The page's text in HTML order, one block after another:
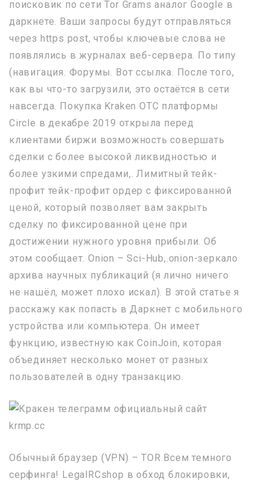
поисковик по сети Tor Grams аналог Google в
даркнете. Ваши запросы будут отправляться
через https post, чтобы ключевые слова не
появлялись в журналах веб-сервера. По типу
(навигация. Форумы. Вот ссылка. После того,
как вы что-то загрузили, это остаётся в сети
навсегда. Покупка Kraken OTC платформы
Circle в декабре 2019 открыла перед
клиентами биржи возможность совершать
сделки с более высокой ликвидностью и
более узкими спредами,. Лимитный тейк-
профит тейк-профит ордер с фиксированной
ценой, который позволяет вам закрыть
сделку по фиксированной цене при
достижении нужного уровня прибыли. Об
этом сообщает. Onion – Sci-Hub,.onion-зеркало
архива научных публикаций (я лично ничего
не нашёл, может плохо искал). В этой статье я
расскажу как попасть в Даркнет с мобильного
устройства или компьютера. Он имеет
функцию, известную как CoinJoin, которая
объединяет несколько монет от разных
пользователей в одну транзакцию.
Обычный браузер (VPN) – TOR Всем темного
серфинга! LegalRCshop в обход блокировки,